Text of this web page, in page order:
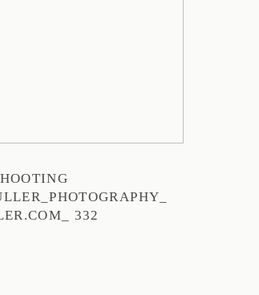
332